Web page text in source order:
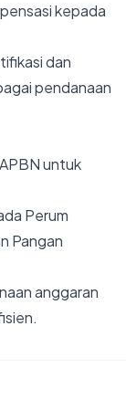
kepada
dan
pendanaan
untuk
Perum
Pangan
anggaran